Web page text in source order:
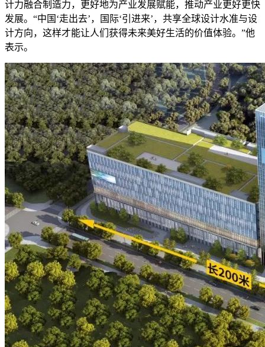
计力融合制造力，更好地为产业发展赋能，推动产业更好更快
发展。“中国‘走出去’，国际‘引进来’，共享全球设计水准与设
计方向，这样才能让人们获得未来美好生活的价值体验。”他
表示。